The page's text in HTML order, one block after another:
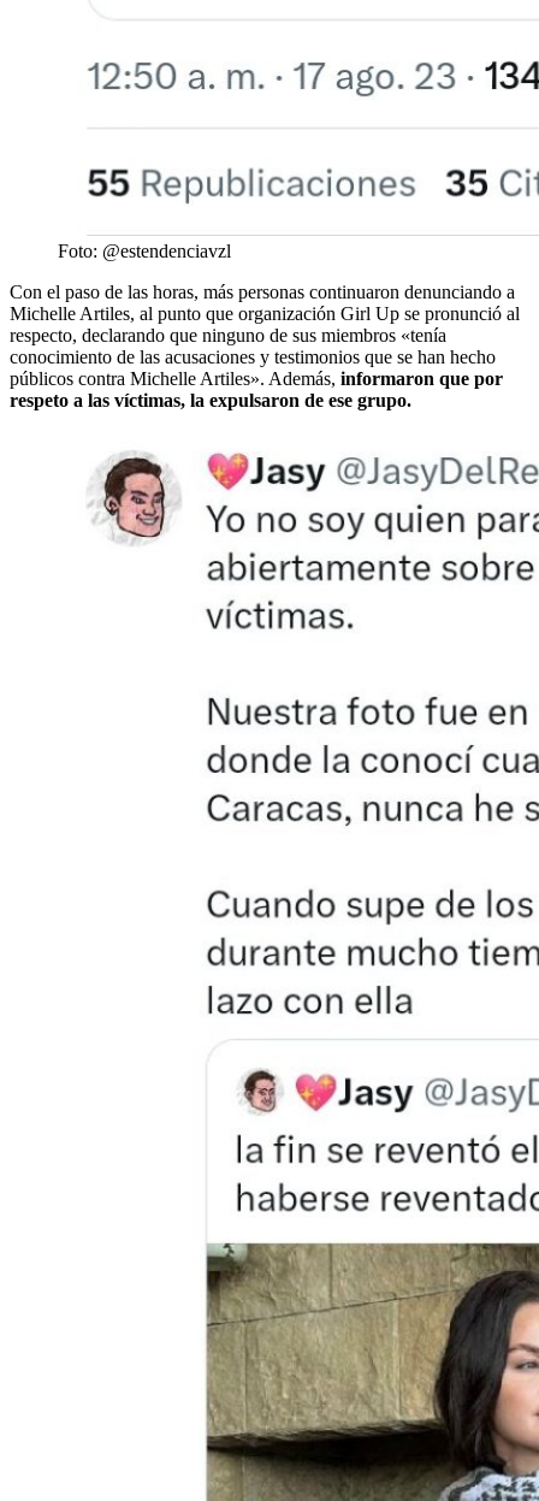
Foto: @estendenciavzl
Con el paso de las horas, más personas continuaron denunciando a
Michelle Artiles, al punto que organización Girl Up se pronunció al
respecto, declarando que ninguno de sus miembros «tenía
conocimiento de las acusaciones y testimonios que se han hecho
públicos contra Michelle Artiles». Además, informaron que por
respeto a las víctimas, la expulsaron de ese grupo.